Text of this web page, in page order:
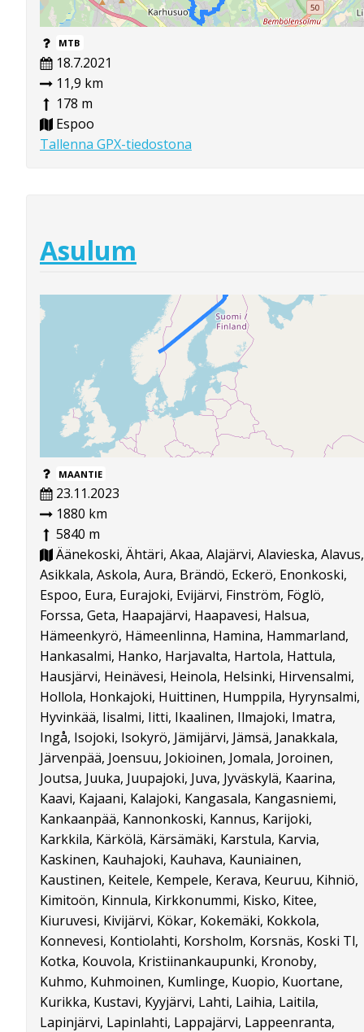
MTB
18.7.2021
11,9 km
178 m
Espoo
Tallenna GPX-tiedostona
Asulum
MAANTIE
23.11.2023
1880 km
5840 m
Äänekoski, Ähtäri, Akaa, Alajärvi, Alavieska, Alavus,
Asikkala, Askola, Aura, Brändö, Eckerö, Enonkoski,
Espoo, Eura, Eurajoki, Evijärvi, Finström, Föglö,
Forssa, Geta, Haapajärvi, Haapavesi, Halsua,
Hämeenkyrö, Hämeenlinna, Hamina, Hammarland,
Hankasalmi, Hanko, Harjavalta, Hartola, Hattula,
Hausjärvi, Heinävesi, Heinola, Helsinki, Hirvensalmi,
Hollola, Honkajoki, Huittinen, Humppila, Hyrynsalmi,
Hyvinkää, Iisalmi, Iitti, Ikaalinen, Ilmajoki, Imatra,
Ingå, Isojoki, Isokyrö, Jämijärvi, Jämsä, Janakkala,
Järvenpää, Joensuu, Jokioinen, Jomala, Joroinen,
Joutsa, Juuka, Juupajoki, Juva, Jyväskylä, Kaarina,
Kaavi, Kajaani, Kalajoki, Kangasala, Kangasniemi,
Kankaanpää, Kannonkoski, Kannus, Karijoki,
Karkkila, Kärkölä, Kärsämäki, Karstula, Karvia,
Kaskinen, Kauhajoki, Kauhava, Kauniainen,
Kaustinen, Keitele, Kempele, Kerava, Keuruu, Kihniö,
Kimitoön, Kinnula, Kirkkonummi, Kisko, Kitee,
Kiuruvesi, Kivijärvi, Kökar, Kokemäki, Kokkola,
Konnevesi, Kontiolahti, Korsholm, Korsnäs, Koski Tl,
Kotka, Kouvola, Kristiinankaupunki, Kronoby,
Kuhmo, Kuhmoinen, Kumlinge, Kuopio, Kuortane,
Kurikka, Kustavi, Kyyjärvi, Lahti, Laihia, Laitila,
Lapinjärvi, Lapinlahti, Lappajärvi, Lappeenranta,